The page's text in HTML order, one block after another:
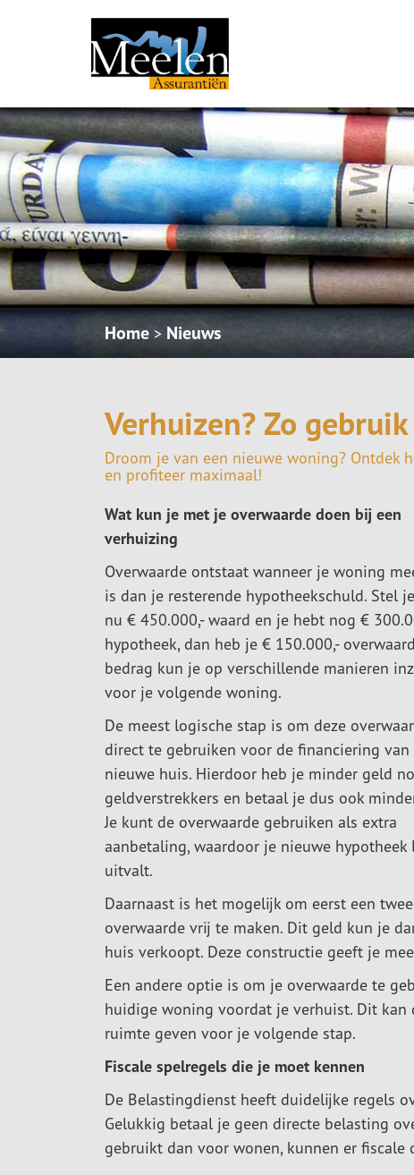
Home > Nieuws
Verhuizen? Zo
Droom je van een nieuwe woning?
en profiteer maximaal!
Wat kun je met je overwaarde doen bij een
verhuizing
Overwaarde ontstaat wanneer je woning
is dan je resterende hypotheekschuld. Stel
nu € 450.000,- waard en je hebt nog €
hypotheek, dan heb je € 150.000,-
bedrag kun je op verschillende manieren
voor je volgende woning.
De meest logische stap is om deze
direct te gebruiken voor de financiering van
nieuwe huis. Hierdoor heb je minder geld
geldverstrekkers en betaal je dus ook
Je kunt de overwaarde gebruiken als extra
aanbetaling, waardoor je nieuwe hypotheek
uitvalt.
Daarnaast is het mogelijk om eerst een
overwaarde vrij te maken. Dit geld kun je
huis verkoopt. Deze constructie geeft je
Een andere optie is om je overwaarde te
huidige woning voordat je verhuist. Dit kan
ruimte geven voor je volgende stap.
Fiscale spelregels die je moet kennen
De Belastingdienst heeft duidelijke regels
Gelukkig betaal je geen directe belasting
gebruikt dan voor wonen, kunnen er fiscale